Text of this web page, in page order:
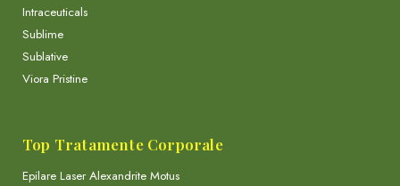
Intraceuticals
Sublime
Sublative
Viora Pristine
Top Tratamente Corporale
Epilare Laser Alexandrite Motus